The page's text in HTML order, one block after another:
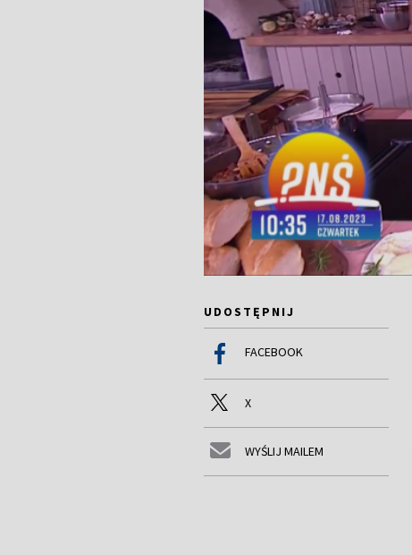
UDOSTĘPNIJ
FACEBOOK
X
WYŚLIJ MAILEM